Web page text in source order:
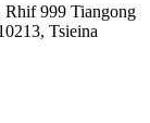
Rhif 999 Tiangong
Tsieina